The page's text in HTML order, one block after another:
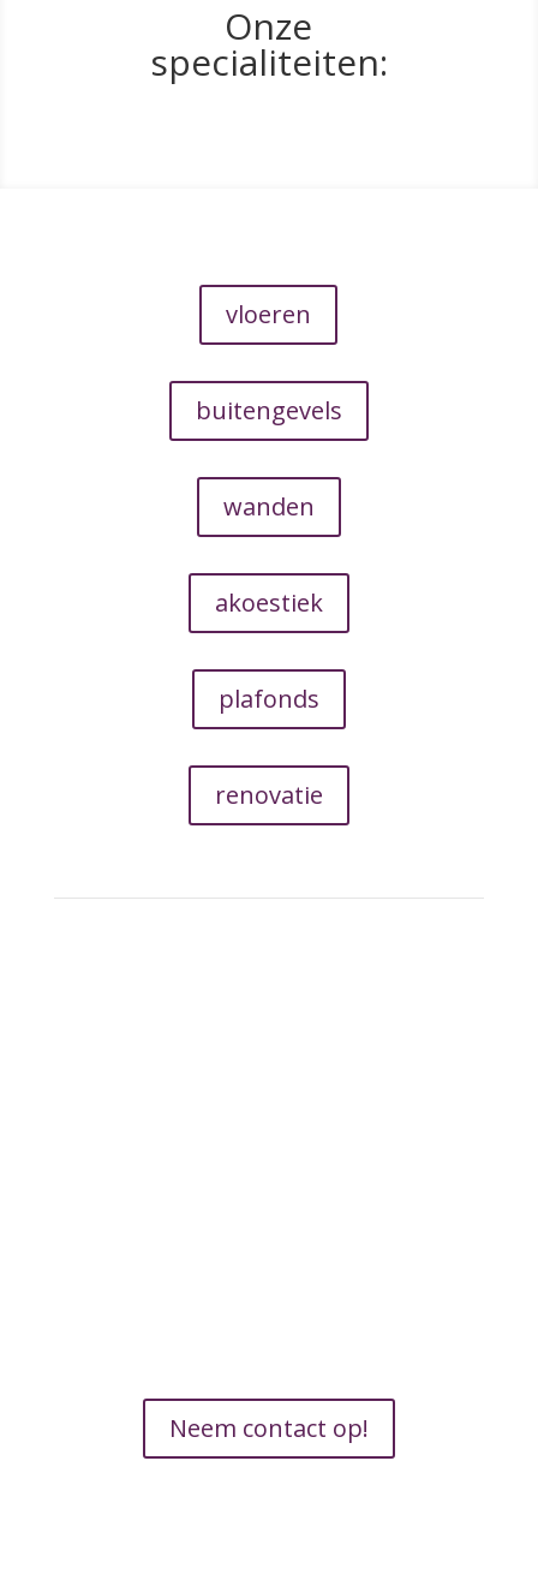
Onze
specialiteiten:
vloeren
buitengevels
wanden
akoestiek
plafonds
renovatie
Neem contact op!